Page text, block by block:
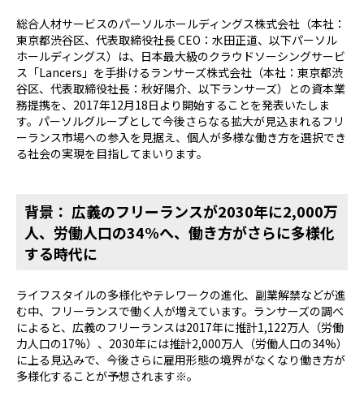
総合人材サービスのパーソルホールディングス株式会社（本社：
東京都渋谷区、代表取締役社長 CEO：水田正道、以下パーソル
ホールディングス）は、日本最大級のクラウドソーシングサービ
ス「Lancers」を手掛けるランサーズ株式会社（本社：東京都渋
谷区、代表取締役社長：秋好陽介、以下ランサーズ）との資本業
務提携を、2017年12月18日より開始することを発表いたしま
す。パーソルグループとして今後さらなる拡大が見込まれるフリ
ーランス市場への参入を見据え、個人が多様な働き方を選択でき
る社会の実現を目指してまいります。
背景： 広義のフリーランスが2030年に2,000万
人、労働人口の34%へ、働き方がさらに多様化
する時代に
ライフスタイルの多様化やテレワークの進化、副業解禁などが進
む中、フリーランスで働く人が増えています。ランサーズの調べ
によると、広義のフリーランスは2017年に推計1,122万人（労働
力人口の17%）、2030年には推計2,000万人（労働人口の34%）
に上る見込みで、今後さらに雇用形態の境界がなくなり働き方が
多様化することが予想されます※。